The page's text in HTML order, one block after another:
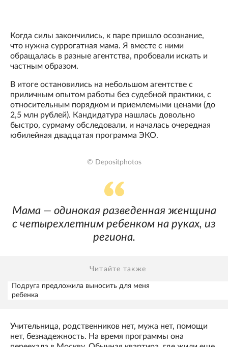
Когда силы закончились, к паре пришло осознание,
что нужна суррогатная мама. Я вместе с ними
обращалась в разные агентства, пробовали искать и
частным образом.
В итоге остановились на небольшом агентстве с
приличным опытом работы без судебной практики, с
относительным порядком и приемлемыми ценами (до
2,5 млн рублей). Кандидатура нашлась довольно
быстро, сурмаму обследовали, и началась очередная
юбилейная двадцатая программа ЭКО.
© Depositphotos
Мама — одинокая разведенная женщина
с четырехлетним ребенком на руках, из
региона.
Читайте также
Подруга предложила выносить для меня
ребенка
Учительница, родственников нет, мужа нет, помощи
нет, безнадежность. На время программы она